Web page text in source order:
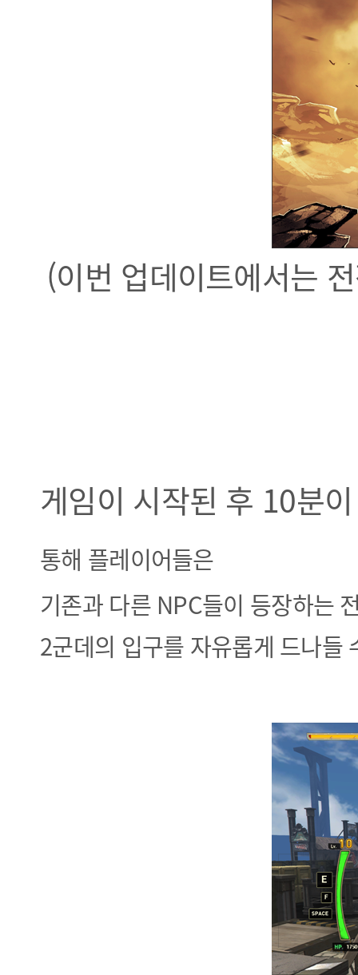
(이번 업데이트에서는
게임이 시작된 후 10분
통해 플레이어들은
기존과 다른 NPC들이 등장하는
2군데의 입구를 자유롭게 드나들